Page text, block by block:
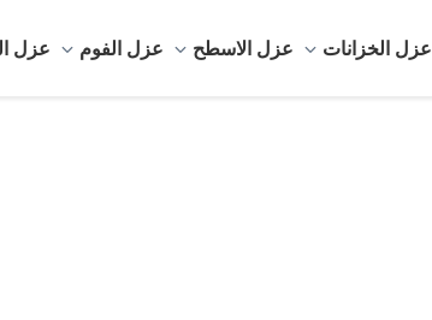
عزل الخزانات عزل الاسطح عزل الفوم عزل